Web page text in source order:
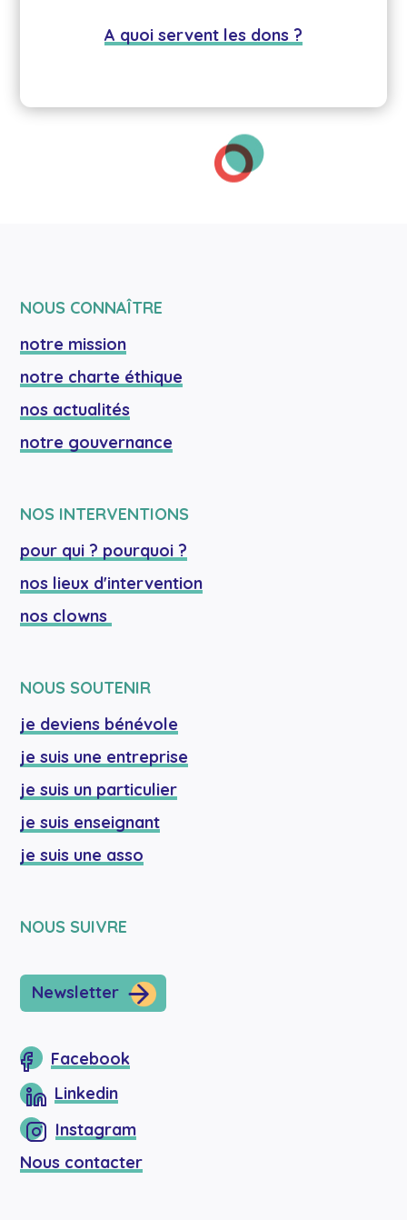
A quoi servent les dons ?
NOUS CONNAÎTRE
notre mission
notre charte éthique
nos actualités
notre gouvernance
NOS INTERVENTIONS
pour qui ? pourquoi ?
nos lieux d'intervention
nos clowns
NOUS SOUTENIR
je deviens bénévole
je suis une entreprise
je suis un particulier
je suis enseignant
je suis une asso
NOUS SUIVRE
Newsletter
Facebook
Linkedin
Instagram
Nous contacter